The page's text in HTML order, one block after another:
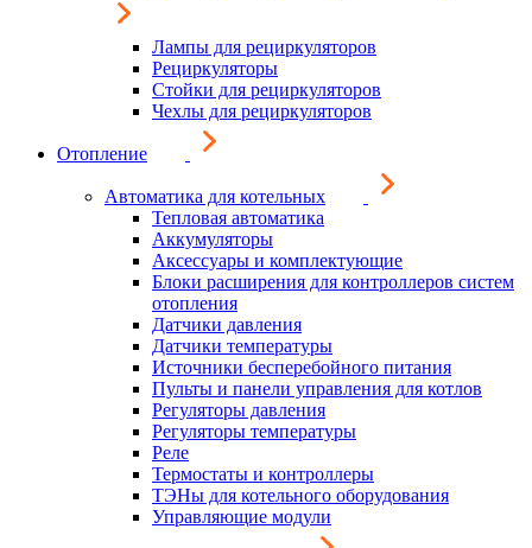
Лампы для рециркуляторов
Рециркуляторы
Стойки для рециркуляторов
Чехлы для рециркуляторов
Отопление
Автоматика для котельных
Тепловая автоматика
Аккумуляторы
Аксессуары и комплектующие
Блоки расширения для контроллеров систем
отопления
Датчики давления
Датчики температуры
Источники бесперебойного питания
Пульты и панели управления для котлов
Регуляторы давления
Регуляторы температуры
Реле
Термостаты и контроллеры
ТЭНы для котельного оборудования
Управляющие модули